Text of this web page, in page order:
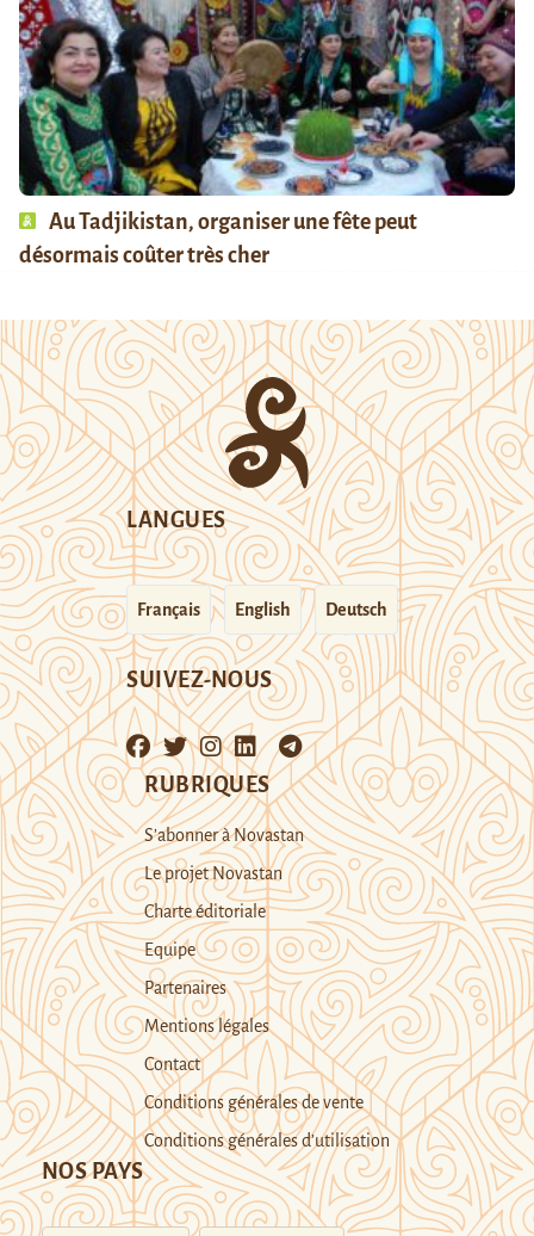
Au Tadjikistan, organiser une fête peut
désormais coûter très cher
LANGUES
Français English Deutsch
SUIVEZ-NOUS
RUBRIQUES
S’abonner à Novastan
Le projet Novastan
Charte éditoriale
Equipe
Partenaires
Mentions légales
Contact
Conditions générales de vente
Conditions générales d’utilisation
NOS PAYS